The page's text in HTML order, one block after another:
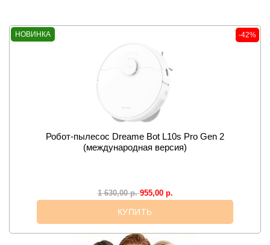
-42%
НОВИНКА
Робот-пылесос Dreame Bot L10s Pro Gen 2
(международная версия)
1 630,00р. 955,00 р.
КУПИТЬ